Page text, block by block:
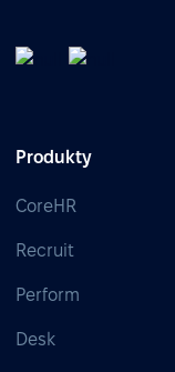
Produkty
CoreHR
Recruit
Perform
Desk